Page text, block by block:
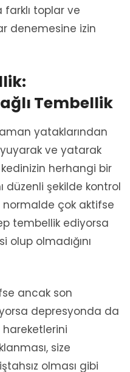
farklı toplar ve
denemesine izin
Tembellik
yataklarından
ve yatarak
herhangi bir
düzenli şekilde kontrol
normalde çok aktifse
tembellik ediyorsa
olup olmadığını
ancak son
depresyonda da
size
olması gibi